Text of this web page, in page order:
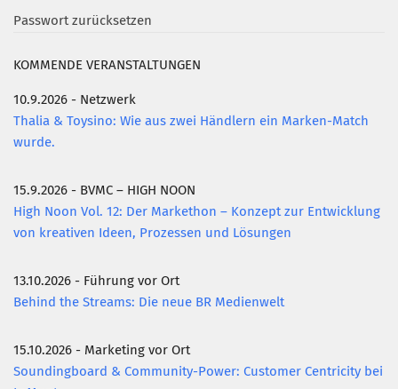
AKTUELLES
Passwort zurücksetzen
KOMMENDE VERANSTALTUNGEN
10.9.2026 - Netzwerk
Thalia & Toysino: Wie aus zwei Händlern ein Marken-Match
wurde.
15.9.2026 - BVMC – HIGH NOON
High Noon Vol. 12: Der Markethon – Konzept zur Entwicklung
von kreativen Ideen, Prozessen und Lösungen
13.10.2026 - Führung vor Ort
Behind the Streams: Die neue BR Medienwelt
15.10.2026 - Marketing vor Ort
Soundingboard & Community-Power: Customer Centricity bei